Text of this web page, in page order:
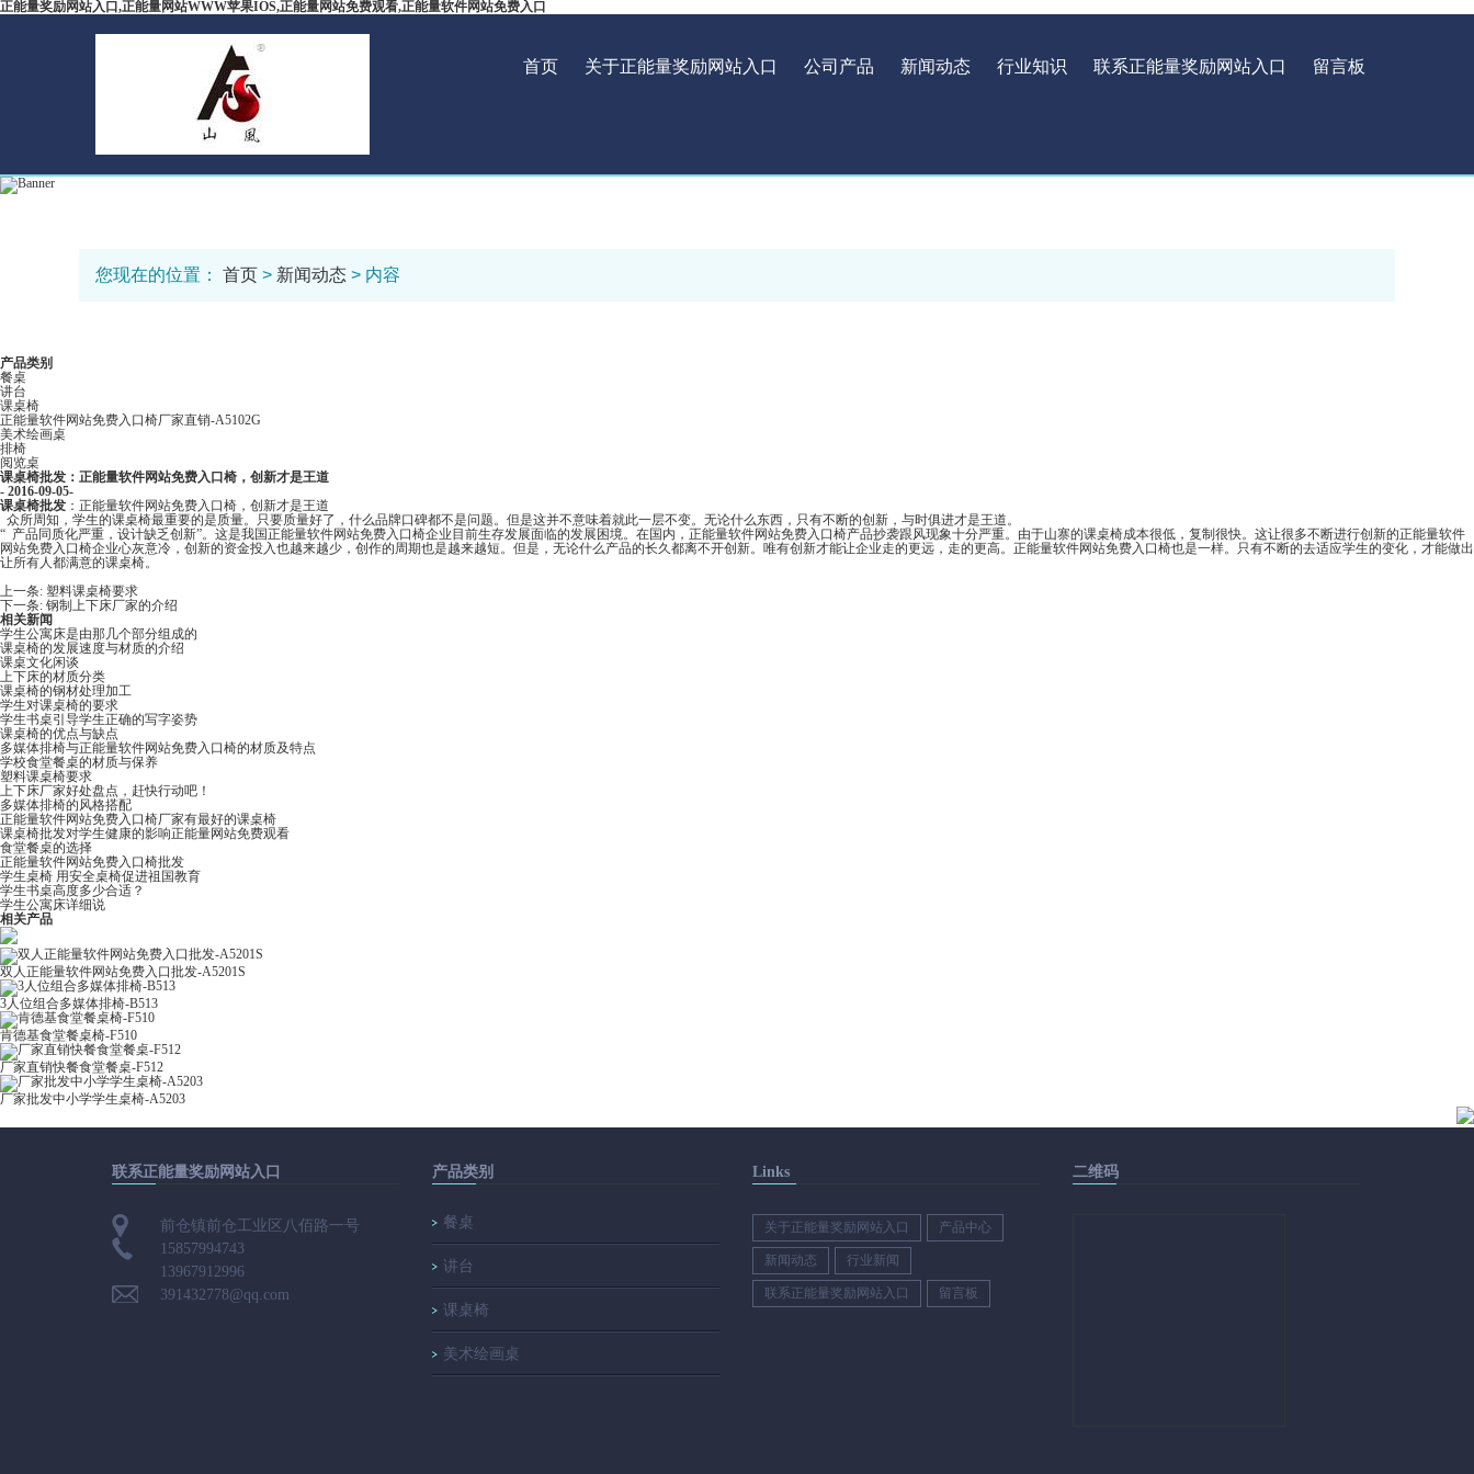
正能量奖励网站入口,正能量网站WWW苹果IOS,正能量网站免费观看,正能量软件网站免费入口
首页 关于正能量奖励网站入口 公司产品 新闻动态 行业知识 联系正能量奖励网站入口 留言板
您现在的位置： 首页 > 新闻动态 > 内容
产品类别
餐桌
讲台
课桌椅
正能量软件网站免费入口椅厂家直销-A5102G
美术绘画桌
排椅
阅览桌
课桌椅批发​：正能量软件网站免费入口椅，创新才是王道
- 2016-09-05-
课桌椅批发 ：正能量软件网站免费入口椅，创新才是王道
众所周知，学生的课桌椅最重要的是质量。只要质量好了，什么品牌口碑都不是问题。但是这并不意味着就此一层不变。无论什么东西，只有不断的创新，与时俱进才是王道。
“ 产品同质化严重，设计缺乏创新”。这是我国正能量软件网站免费入口椅企业目前生存发展面临的发展困境。在国内，正能量软件网站免费入口椅产品抄袭跟风现象十分严重。由于山寨的课桌椅成本很低，复制很快。这让很多不断进行创新的正能量软件
网站免费入口椅企业心灰意冷，创新的资金投入也越来越少，创作的周期也是越来越短。但是，无论什么产品的长久都离不开创新。唯有创新才能让企业走的更远，走的更高。正能量软件网站免费入口椅也是一样。只有不断的去适应学生的变化，才能做出
让所有人都满意的课桌椅。
上一条: 塑料课桌椅要求
下一条: 钢制上下床厂家的介绍
相关新闻
学生公寓床是由那几个部分组成的
课桌椅的发展速度与材质的介绍
课桌文化闲谈
上下床的材质分类
课桌椅的钢材处理加工
学生对课桌椅的要求
学生书桌引导学生正确的写字姿势
课桌椅的优点与缺点
多媒体排椅与正能量软件网站免费入口椅的材质及特点
学校食堂餐桌的材质与保养
塑料课桌椅要求
上下床厂家​好处盘点，赶快行动吧！
多媒体排椅​的风格搭配
正能量软件网站免费入口椅厂家有最好的课桌椅
课桌椅批发对学生健康的影响正能量网站免费观看
食堂餐桌的选择
正能量软件网站免费入口椅批发
学生桌椅​ 用安全桌椅促进祖国教育
学生书桌高度多少合适？
学生公寓床详细说
相关产品
双人正能量软件网站免费入口批发-A5201S
3人位组合多媒体排椅-B513
肯德基食堂餐桌椅-F510
厂家直销快餐食堂餐桌-F512
厂家批发中小学学生桌椅-A5203
联系正能量奖励网站入口
前仓镇前仓工业区八佰路一号
15857994743
13967912996
391432778@qq.com
产品类别
餐桌
讲台
课桌椅
美术绘画桌
Links
关于正能量奖励网站入口 产品中心
新闻动态 行业新闻
联系正能量奖励网站入口 留言板
二维码